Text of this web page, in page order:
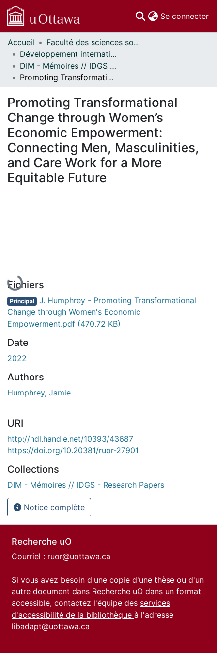
Se connecter
Communautés
et collections
Parcourir
Statistiques
À propos
Accueil
Faculté des sciences sociales // Faculty of Social Sciences
Développement international et mondialisation // International Development and Global Studies
DIM - Mémoires // IDGS - Research Papers
Promoting Transformational Change through Women’s Economic Empowerment: Connecting Men, Masculinities, and Care Work for a More Equitable Future
Promoting Transformational
Change through Women’s
Economic Empowerment:
Connecting Men, Masculinities,
and Care Work for a More
Equitable Future
Fichiers
Principal J. Humphrey - Promoting Transformational
Change through Women's Economic
Empowerment.pdf (470.72 KB)
Date
2022
Authors
Humphrey, Jamie
URI
http://hdl.handle.net/10393/43687
https://doi.org/10.20381/ruor-27901
Collections
DIM - Mémoires // IDGS - Research Papers
Notice complète
Recherche uO
Courriel : ruor@uottawa.ca
Si vous avez besoin d'une copie d'une thèse ou d'un
autre document dans Recherche uO dans un format
accessible, contactez l'équipe des services
d'accessibilité de la bibliothèque à l'adresse
libadapt@uottawa.ca